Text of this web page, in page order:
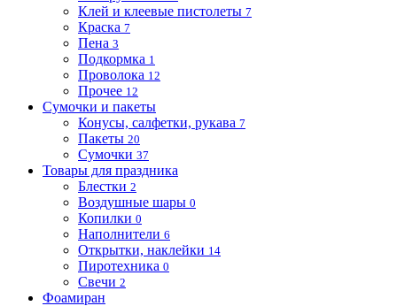
Клей и клеевые пистолеты 7
Краска 7
Пена 3
Подкормка 1
Проволока 12
Прочее 12
Сумочки и пакеты
Конусы, салфетки, рукава 7
Пакеты 20
Сумочки 37
Товары для праздника
Блестки 2
Воздушные шары 0
Копилки 0
Наполнители 6
Открытки, наклейки 14
Пиротехника 0
Свечи 2
Фоамиран